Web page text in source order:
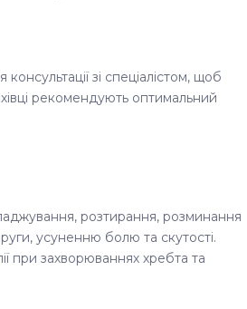
зі спеціалістом, щоб
рекомендують оптимальний
розтирання, розминання
усуненню болю та скутості.
при захворюваннях хребта та